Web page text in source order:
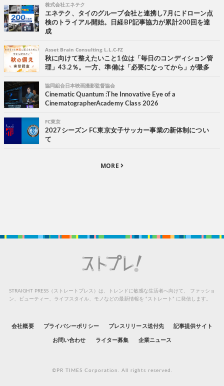
株式会社エネテク
エネテク、タイのグループ会社と連携し7月にドローン点
検のトライアル開始。日経BP記事協力が累計200回を達
成
Asset Brain Consulting L.L.C-FZ
秋に向けて整えたいこと1位は「毎日のコンディション管
理」43.2％。一方、準備は「必要になってから」が最多
協同組合日本映画撮影監督協会
Cinematic Quantum :The Innovative Eye of a
CinematographerAcademy Class 2026
FC東京
2027シーズン FC東京女子サッカー事業の新体制につい
て
MORE
STRAIGHT PRESS（ストレートプレス）は、トレンドに敏感な生活者へ向けて、
ファッショ
ン、ビューティー、ライフスタイル、モノなどの最新情報を “ストレート” に発信します。
会社概要 プライバシーポリシー プレスリリース送付先 記事提供サイト
お問い合わせ ライター募集 企業ニュース
©PR TIMES Corporation. All rights reserved.